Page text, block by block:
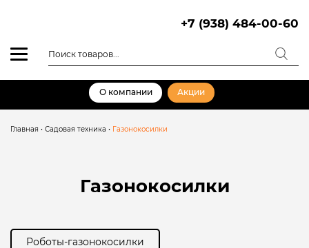
+7 (938) 484-00-60
товаров
О компании Акции
Главная • Садовая техника • Газонокосилки
Газонокосилки
Роботы-газонокосилки